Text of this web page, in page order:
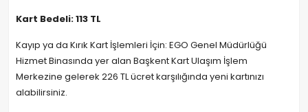
Kart Bedeli: 113 TL
Kayıp ya da Kırık Kart İşlemleri İçin: EGO Genel Müdürlüğü
Hizmet Binasında yer alan Başkent Kart Ulaşım İşlem
Merkezine gelerek 226 TL ücret karşılığında yeni kartınızı
alabilirsiniz.